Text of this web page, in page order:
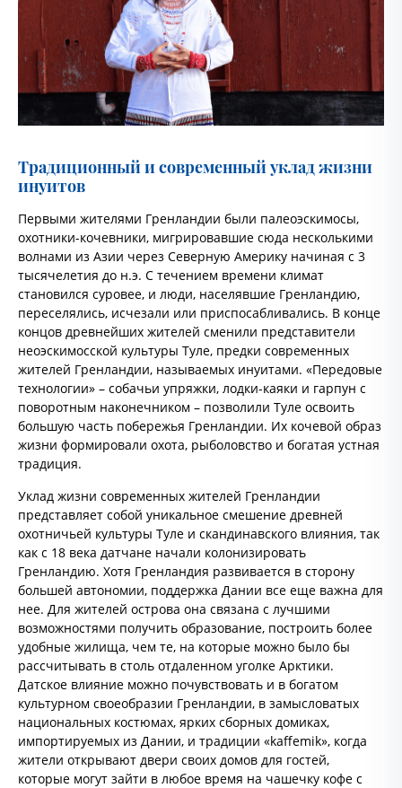
Традиционный и современный уклад жизни
инуитов
Первыми жителями Гренландии были палеоэскимосы,
охотники-кочевники, мигрировавшие сюда несколькими
волнами из Азии через Северную Америку начиная с 3
тысячелетия до н.э. С течением времени климат
становился суровее, и люди, населявшие Гренландию,
переселялись, исчезали или приспосабливались. В конце
концов древнейших жителей сменили представители
неоэскимосской культуры Туле, предки современных
жителей Гренландии, называемых инуитами. «Передовые
технологии» – собачьи упряжки, лодки-каяки и гарпун с
поворотным наконечником – позволили Туле освоить
большую часть побережья Гренландии. Их кочевой образ
жизни формировали охота, рыболовство и богатая устная
традиция.
Уклад жизни современных жителей Гренландии
представляет собой уникальное смешение древней
охотничьей культуры Туле и скандинавского влияния, так
как с 18 века датчане начали колонизировать
Гренландию. Хотя Гренландия развивается в сторону
большей автономии, поддержка Дании все еще важна для
нее. Для жителей острова она связана с лучшими
возможностями получить образование, построить более
удобные жилища, чем те, на которые можно было бы
рассчитывать в столь отдаленном уголке Арктики.
Датское влияние можно почувствовать и в богатом
культурном своеобразии Гренландии, в замысловатых
национальных костюмах, ярких сборных домиках,
импортируемых из Дании, и традиции «kaffemik», когда
жители открывают двери своих домов для гостей,
которые могут зайти в любое время на чашечку кофе с